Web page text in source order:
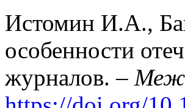
Истомин И.А.,
особенности
журналов. –